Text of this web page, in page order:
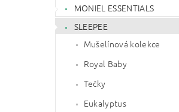
MONIEL ESSENTIALS
SLEEPEE
Mušelínová kolekce
Royal Baby
Tečky
Eukalyptus